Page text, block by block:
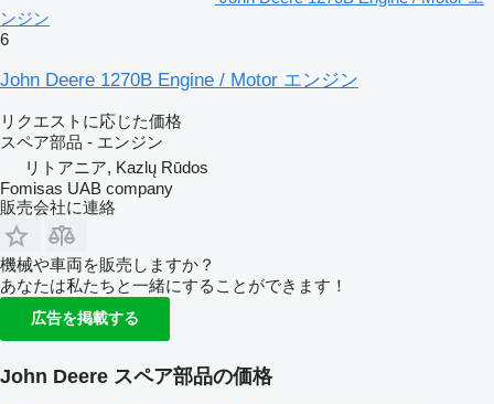
ンジン
6
John Deere 1270B Engine / Motor エンジン
リクエストに応じた価格
スペア部品 - エンジン
リトアニア, Kazlų Rūdos
Fomisas UAB company
販売会社に連絡
機械や車両を販売しますか？
あなたは私たちと一緒にすることができます！
広告を掲載する
John Deere スペア部品の価格